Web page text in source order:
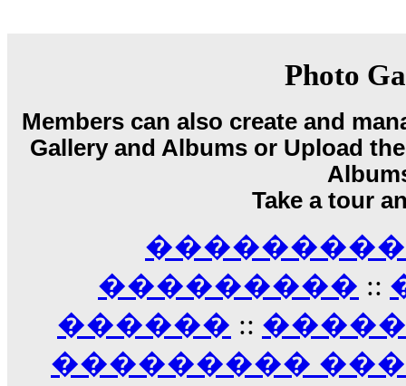
Echo, ���� �� ������� ��
������ �� �����.. "������" ���
15:33
��������� ����, ���������
����� ��������� ��
������! ��� ������ �� �����...
������� ���� ���� ������;
Photo
Members can also create and
Gallery and Albums or Upload
Take a tour
���������
��������� ::
������ ::
���������